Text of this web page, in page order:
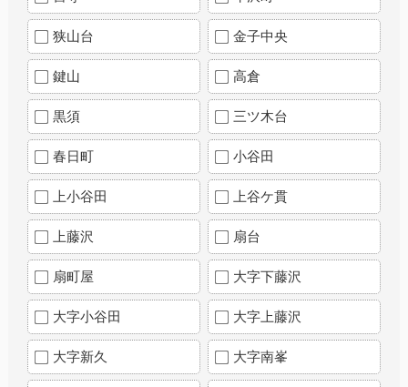
狭山台 金子中央
鍵山 高倉
黒須 三ツ木台
春日町 小谷田
上小谷田 上谷ケ貫
上藤沢 扇台
扇町屋 大字下藤沢
大字小谷田 大字上藤沢
大字新久 大字南峯